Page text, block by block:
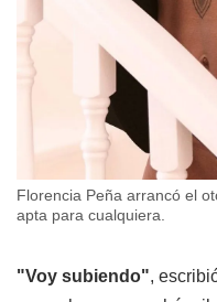
Florencia Peña arrancó el
apta para cualquiera.
"Voy subiendo",